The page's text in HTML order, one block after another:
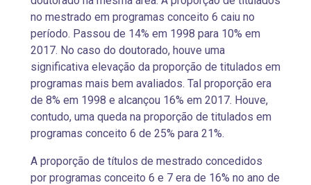
no mestrado em programas conceito 6 caiu no
período. Passou de 14% em 1998 para 10% em
2017. No caso do doutorado, houve uma
significativa elevação da proporção de titulados em
programas mais bem avaliados. Tal proporção era
de 8% em 1998 e alcançou 16% em 2017. Houve,
contudo, uma queda na proporção de titulados em
programas conceito 6 de 25% para 21%.
A proporção de títulos de mestrado concedidos
por programas conceito 6 e 7 era de 16% no ano de